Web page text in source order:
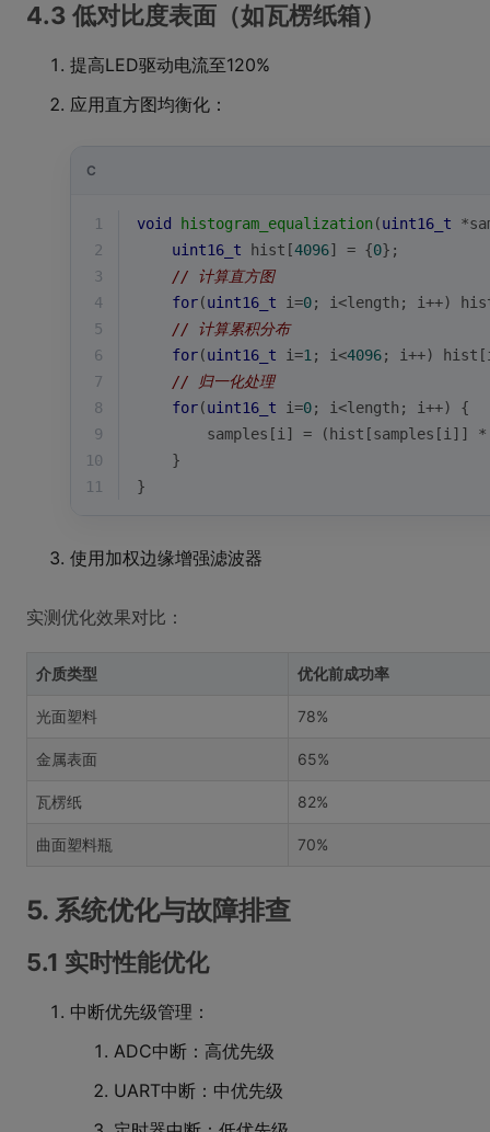
4.3 低对比度表面（如瓦楞纸箱）
提高LED驱动电流至120%
应用直方图均衡化：
C
1 void histogram_equalization(uint16_t
2
uint16_t hist[4096] = {0};
3
// 计算直方图
4
for(uint16_t i=0; i<length; i++)
5
// 计算累积分布
6
for(uint16_t i=1 ; i<4096; i++)
7
// 归一化处理
8
for(uint16_t i=0; i<length; i++) {
9
samples[i] = (hist[samples[i]]
10
    }
11
}
使用加权边缘增强滤波器
实测优化效果对比：
介质类型 优化前成功率
光面塑料 78%
金属表面 65%
瓦楞纸 82%
曲面塑料瓶 70%
5. 系统优化与故障排查
5.1 实时性能优化
中断优先级管理：
ADC中断：高优先级
UART中断：中优先级